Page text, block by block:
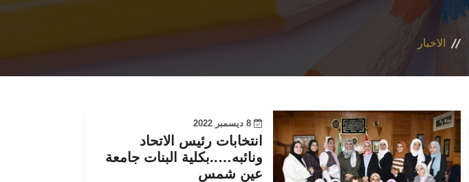
الاخبار
8 ديسمبر 2022
انتخابات رئيس الاتحاد
ونائبه…..بكلية البنات جامعة
عين شمس